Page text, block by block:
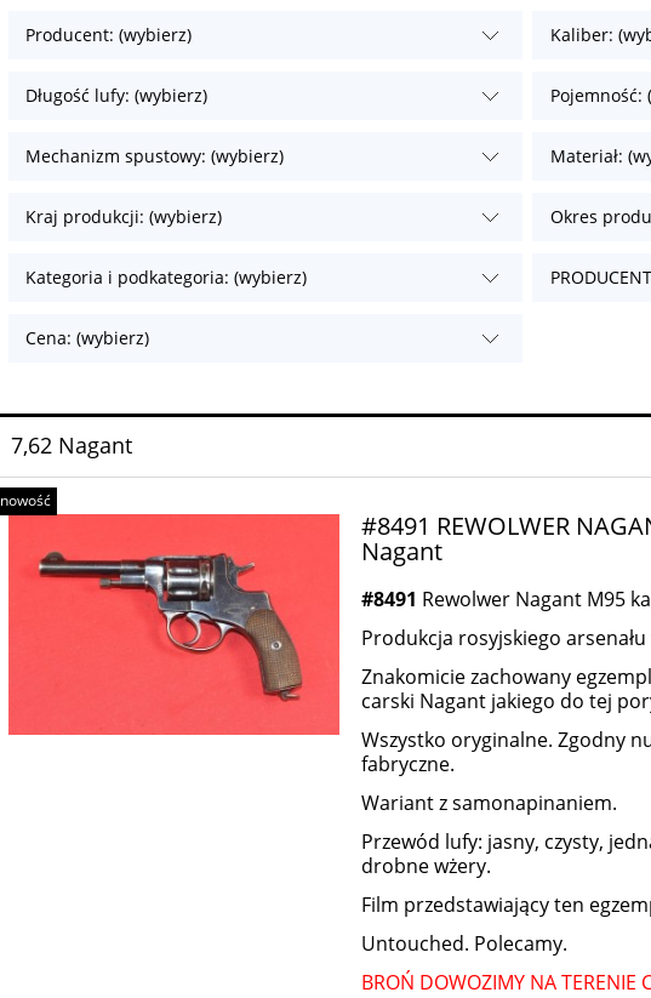
Producent: (wybierz) Kaliber:
Długość lufy: (wybierz) Pojemność:
Mechanizm spustowy: (wybierz) Materiał:
Kraj produkcji: (wybierz) Okres
Kategoria i podkategoria: (wybierz)
Cena: (wybierz)
7,62 Nagant
#8491 REWOLWER
Nagant
#8491 Rewolwer Nagant M95
Produkcja rosyjskiego
Znakomicie zachowany
carski Nagant jakiego do tej
Wszystko oryginalne. Zgodny
fabryczne.
Wariant z samonapinaniem.
Przewód lufy: jasny, czysty,
drobne wżery.
Film przedstawiający ten
Untouched. Polecamy.
BROŃ DOWOZIMY NA TERENIE
nowość